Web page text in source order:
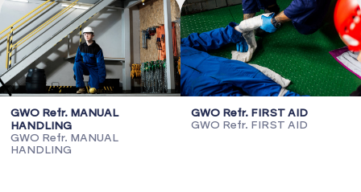
GWO Refr. MANUAL
HANDLING
GWO Refr. MANUAL
HANDLING
GWO Refr. FIRST AID
GWO Refr. FIRST AID